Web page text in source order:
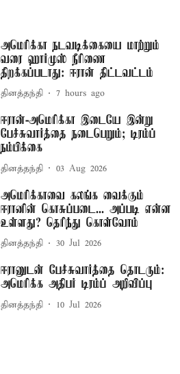
அமெரிக்கா நடவடிக்கையை மாற்றும்
வரை ஹார்முஸ் நீரிணை
திறக்கப்படாது: ஈரான் திட்டவட்டம்
தினத்தந்தி 7 hours ago
ஈரான்-அமெரிக்கா இடையே இன்று
பேச்சுவார்த்தை நடைபெறும்; டிரம்ப்
நம்பிக்கை
தினத்தந்தி 03 Aug 2026
அமெரிக்காவை கலங்க வைக்கும்
ஈரானின் கொசுப்படை... அப்படி என்ன
உள்ளது? தெரிந்து கொள்வோம்
தினத்தந்தி 30 Jul 2026
ஈரானுடன் பேச்சுவார்த்தை தொடரும்:
அமெரிக்க அதிபர் டிரம்ப் அறிவிப்பு
தினத்தந்தி 10 Jul 2026